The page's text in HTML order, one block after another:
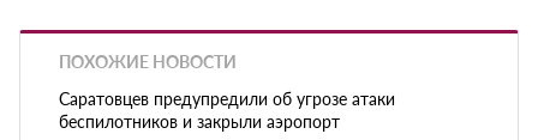
ПОХОЖИЕ НОВОСТИ
Саратовцев предупредили об угрозе атаки
беспилотников и закрыли аэропорт